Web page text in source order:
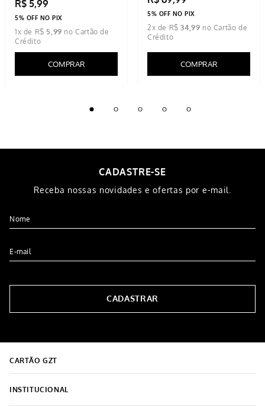
R$ 5,99
5% OFF NO PIX
1x de R$ 5 99
COMPRAR
5% OFF NO PIX
2x de R$ 34 ,99
COMPRAR
CADASTRE-SE
Receba nossas novidades e ofertas por e-mail.
CADASTRAR
CARTÃO GZT
INSTITUCIONAL